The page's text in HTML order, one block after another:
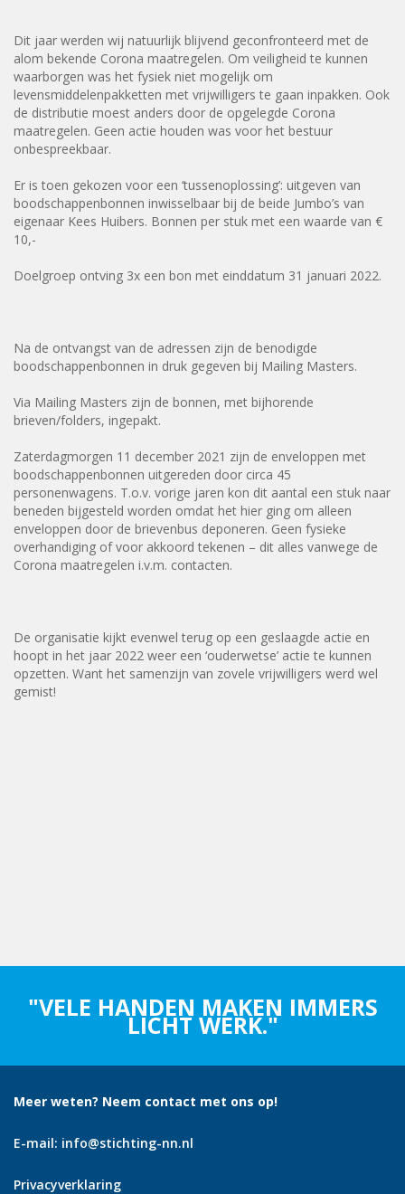
Dit jaar werden wij natuurlijk blijvend geconfronteerd met de
alom bekende Corona maatregelen. Om veiligheid te kunnen
waarborgen was het fysiek niet mogelijk om
levensmiddelenpakketten met vrijwilligers te gaan inpakken. Ook
de distributie moest anders door de opgelegde Corona
maatregelen. Geen actie houden was voor het bestuur
onbespreekbaar.
Er is toen gekozen voor een ‘tussenoplossing’: uitgeven van
boodschappenbonnen inwisselbaar bij de beide Jumbo’s van
eigenaar Kees Huibers. Bonnen per stuk met een waarde van €
10,-
Doelgroep ontving 3x een bon met einddatum 31 januari 2022.
Na de ontvangst van de adressen zijn de benodigde
boodschappenbonnen in druk gegeven bij Mailing Masters.
Via Mailing Masters zijn de bonnen, met bijhorende
brieven/folders, ingepakt.
Zaterdagmorgen 11 december 2021 zijn de enveloppen met
boodschappenbonnen uitgereden door circa 45
personenwagens. T.o.v. vorige jaren kon dit aantal een stuk naar
beneden bijgesteld worden omdat het hier ging om alleen
enveloppen door de brievenbus deponeren. Geen fysieke
overhandiging of voor akkoord tekenen – dit alles vanwege de
Corona maatregelen i.v.m. contacten.
De organisatie kijkt evenwel terug op een geslaagde actie en
hoopt in het jaar 2022 weer een ‘ouderwetse’ actie te kunnen
opzetten. Want het samenzijn van zovele vrijwilligers werd wel
gemist!
"VELE HANDEN MAKEN IMMERS
LICHT WERK."
Meer weten? Neem contact met ons op!
E-mail: info@stichting-nn.nl
Privacyverklaring